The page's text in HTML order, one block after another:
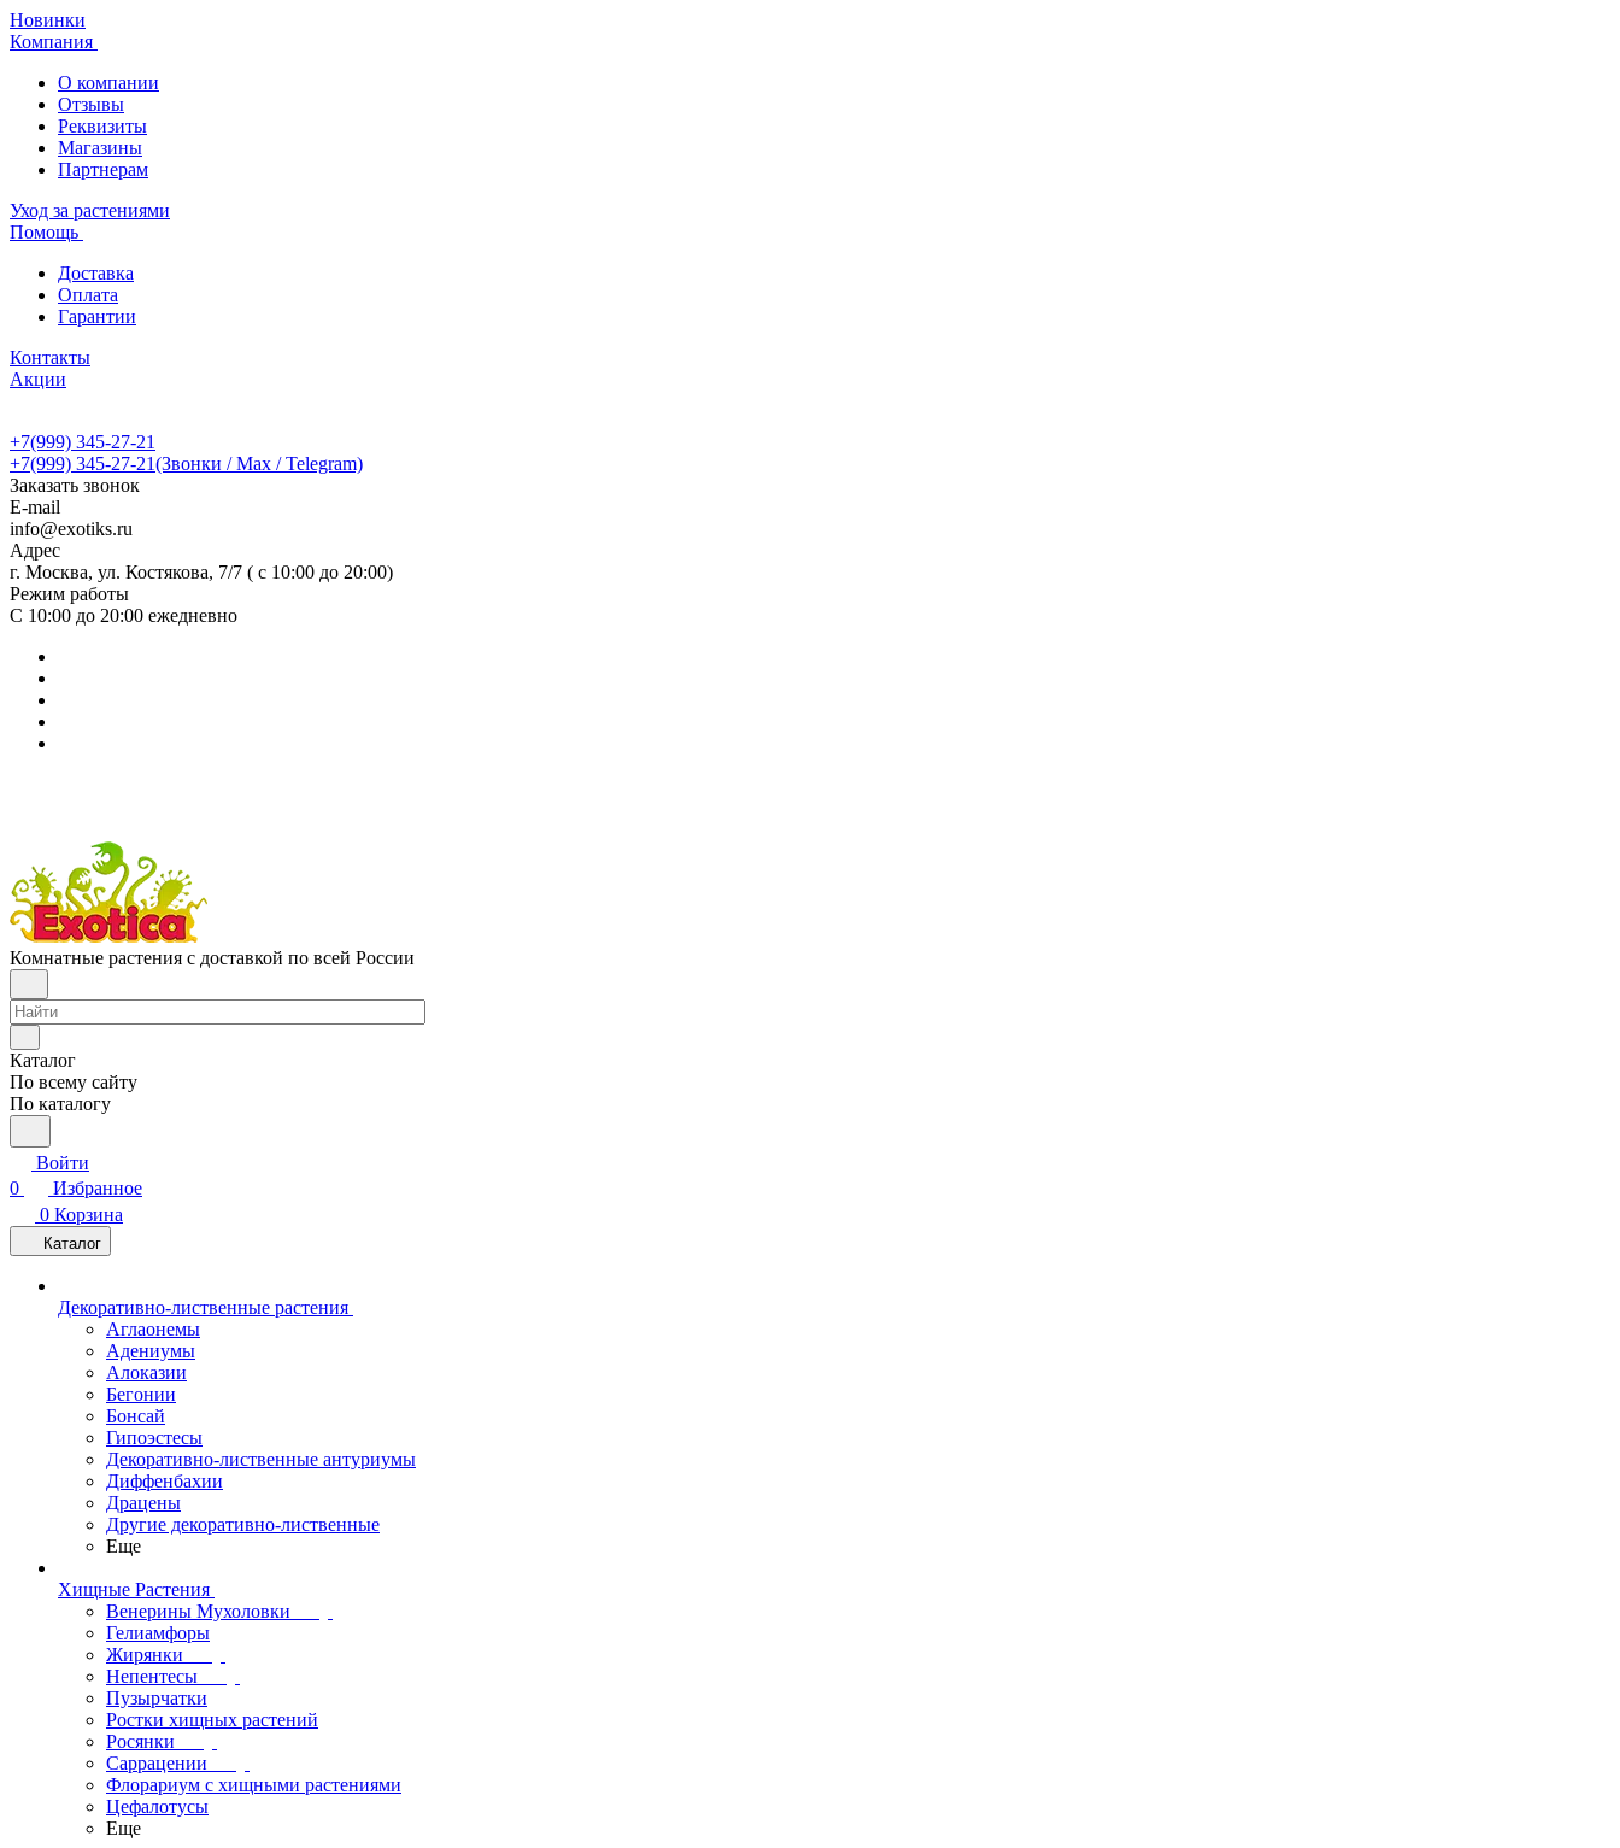
Новинки
Компания
О компании
Отзывы
Реквизиты
Магазины
Партнерам
Уход за растениями
Помощь
Доставка
Оплата
Гарантии
Контакты
Акции
+7(999) 345-27-21
+7(999) 345-27-21(Звонки / Max / Telegram)
Заказать звонок
E-mail
info@exotiks.ru
Адрес
г. Москва, ул. Костякова, 7/7 ( с 10:00 до 20:00)
Режим работы
С 10:00 до 20:00 ежедневно
Комнатные растения с доставкой по всей России
Каталог
По всему сайту
По каталогу
Войти
0
Избранное
0 Корзина
Каталог
Декоративно-лиственные растения
Аглаонемы
Адениумы
Алоказии
Бегонии
Бонсай
Гипоэстесы
Декоративно-лиственные антуриумы
Диффенбахии
Драцены
Другие декоративно-лиственные
Еще
Хищные Растения
Венерины Мухоловки
Гелиамфоры
Жирянки
Непентесы
Пузырчатки
Ростки хищных растений
Росянки
Саррацении
Флорариум с хищными растениями
Цефалотусы
Еще